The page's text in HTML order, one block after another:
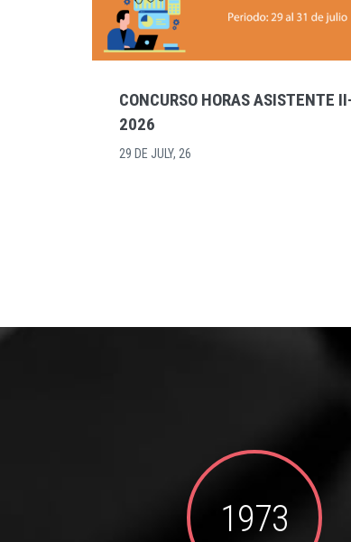
ASISTENCIAS II-2026 EN LA
ESCUELA DE ECONOMÍA
23 DE JULY, 26
1973